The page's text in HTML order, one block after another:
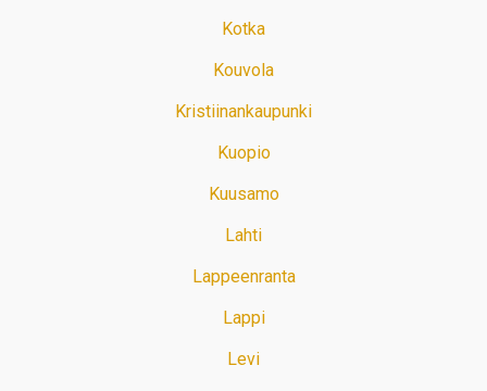
Kotka
Kouvola
Kristiinankaupunki
Kuopio
Kuusamo
Lahti
Lappeenranta
Lappi
Levi